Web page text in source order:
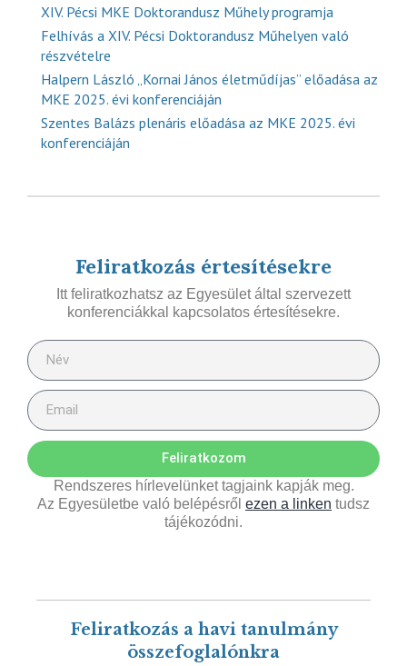
XIV. Pécsi MKE Doktorandusz Műhely programja
Felhívás a XIV. Pécsi Doktorandusz Műhelyen való
részvételre
Halpern László „Kornai János életműdíjas” előadása az
MKE 2025. évi konferenciáján
Szentes Balázs plenáris előadása az MKE 2025. évi
konferenciáján
Feliratkozás értesítésekre
Itt feliratkozhatsz az Egyesület által szervezett
konferenciákkal kapcsolatos értesítésekre.
Feliratkozom
Rendszeres hírlevelünket tagjaink kapják meg.
Az Egyesületbe való belépésről ezen a linken tudsz
tájékozódni.
Feliratkozás a havi tanulmány
összefoglalónkra